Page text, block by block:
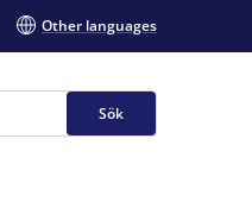
Other languages
Sök